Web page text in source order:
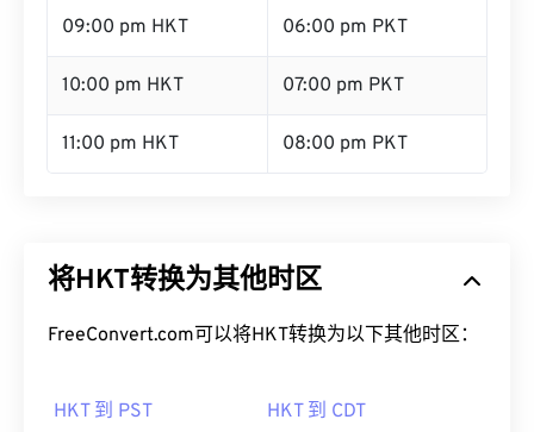
09:00 pm HKT 06:00 pm PKT
10:00 pm HKT 07:00 pm PKT
11:00 pm HKT 08:00 pm PKT
将HKT转换为其他时区
FreeConvert.com可以将HKT转换为以下其他时区：
HKT 到 PST HKT 到 CDT